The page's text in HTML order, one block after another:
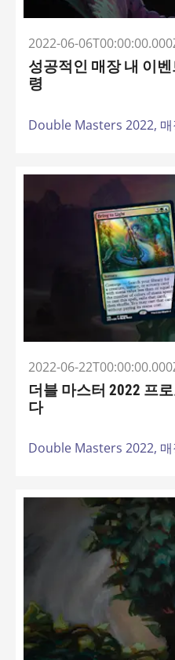
2022-06-
성공적인 매장 내 이
령
Double Masters 2022,
2022-06-
더블 마스터 2022 프
다
Double Masters 2022,